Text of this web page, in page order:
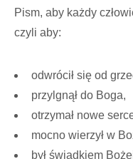
Pism, aby każdy
czyli aby:
odwrócił się od
przylgnął do Boga,
otrzymał nowe
mocno wierzył w
był świadkiem